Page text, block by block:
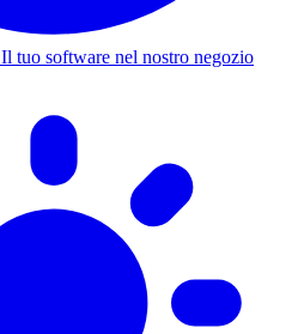
Il tuo software nel nostro negozio